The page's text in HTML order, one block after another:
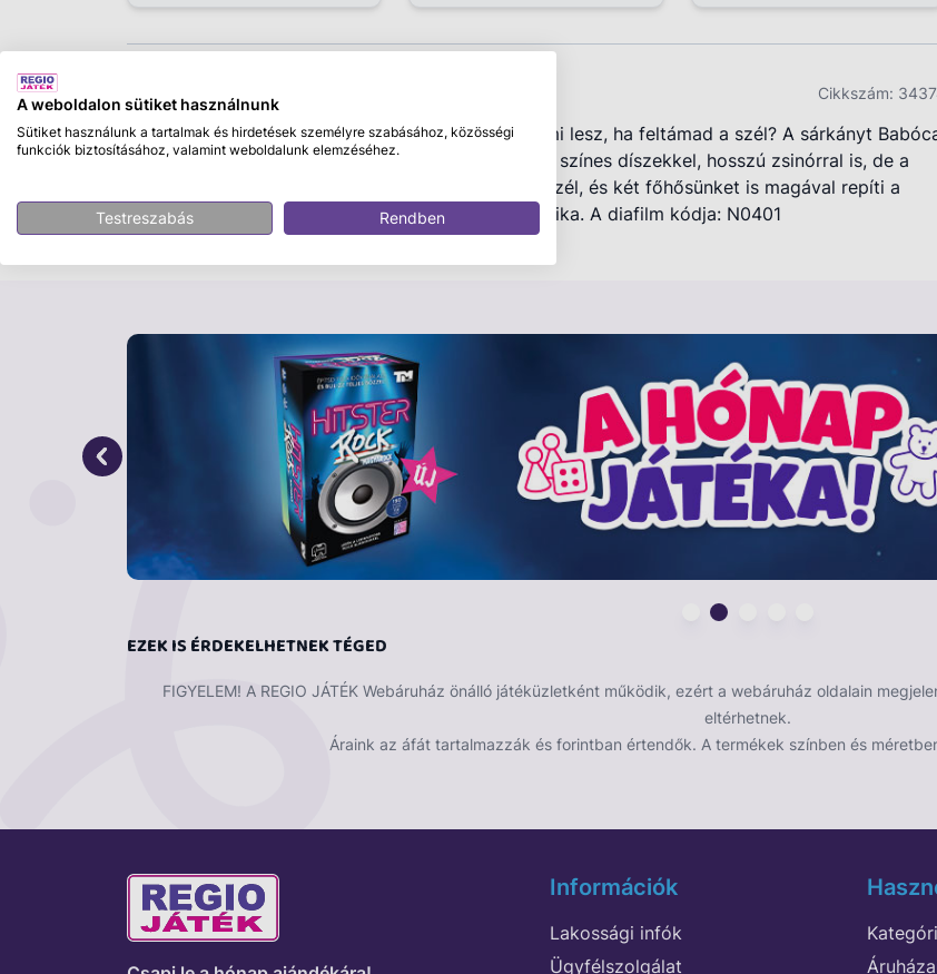
Leírás Cikkszám:
Bogyó és Babóca sárkányt szeretne eregetni. De mi lesz, ha feltámad a szél? A sárkányt
megrajzolja és Bogyó vágja ki papírból. Felszerelik színes díszekkel, hosszú zsinórral is, de a
sárkány csak nem akar repülni. Viszont megjön a szél, és két főhősünket is magával repíti a
papírsárkány! Írta: Bartos Erika. Rajzolta: Bartos Erika. A diafilm kódja: N0401
EZEK IS ÉRDEKELHETNEK TÉGED
FIGYELEM! A REGIO JÁTÉK Webáruház önálló játéküzletként működik, ezért a webáruház oldalain
eltérhetnek.
Áraink az áfát tartalmazzák és forintban értendők. A termékek színben és
Információk
Lakossági infók
Ügyfélszolgálat
A weboldalon sütiket használnunk
Sütiket használunk a tartalmak és hirdetések személyre szabásához, közösségi
funkciók biztosításához, valamint weboldalunk elemzéséhez.
Testreszabás Rendben